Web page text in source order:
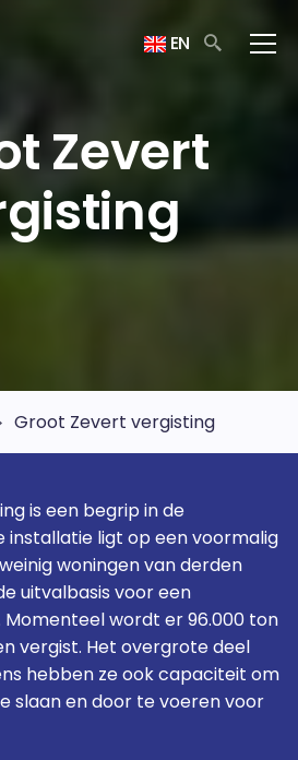
EN
Zevert
Groot Zevert vergisting
is een begrip in de
installatie ligt op een voormalig
woningen van derden
uitvalbasis voor een
wordt er 96.000 ton
vergist. Het overgrote deel
hebben ze ook capaciteit om
slaan en door te voeren voor